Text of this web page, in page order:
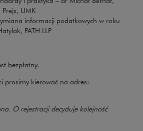
UMK
informacji podatkowych w roku
PATH LLP
bezpłatny.
prosimy kierować na adres:
O rejestracji decyduje kolejność